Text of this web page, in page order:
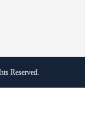
Reserved.